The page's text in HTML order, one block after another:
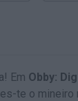
Em Obby:
te o